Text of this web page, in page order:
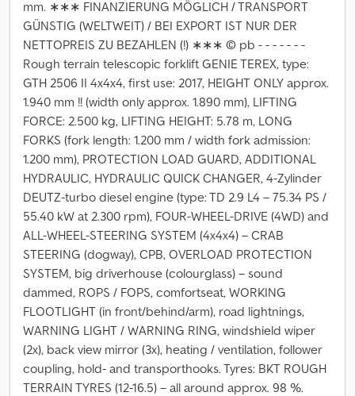
mm. ∗∗∗ FINANZIERUNG MÖGLICH / TRANSPORT
GÜNSTIG (WELTWEIT) / BEI EXPORT IST NUR DER
NETTOPREIS ZU BEZAHLEN (!) ∗∗∗ © pb - - - - - - -
Rough terrain telescopic forklift GENIE TEREX, type:
GTH 2506 II 4x4x4, first use: 2017, HEIGHT ONLY approx.
1.940 mm !! (width only approx. 1.890 mm), LIFTING
FORCE: 2.500 kg, LIFTING HEIGHT: 5.78 m, LONG
FORKS (fork length: 1.200 mm / width fork admission:
1.200 mm), PROTECTION LOAD GUARD, ADDITIONAL
HYDRAULIC, HYDRAULIC QUICK CHANGER, 4-Zylinder
DEUTZ-turbo diesel engine (type: TD 2.9 L4 – 75.34 PS /
55.40 kW at 2.300 rpm), FOUR-WHEEL-DRIVE (4WD) and
ALL-WHEEL-STEERING SYSTEM (4x4x4) – CRAB
STEERING (dogway), CPB, OVERLOAD PROTECTION
SYSTEM, big driverhouse (colourglass) – sound
dammed, ROPS / FOPS, comfortseat, WORKING
FLOOTLIGHT (in front/behind/arm), road lightnings,
WARNING LIGHT / WARNING RING, windshield wiper
(2x), back view mirror (3x), heating / ventilation, follower
coupling, hold- and transporthooks. Tyres: BKT ROUGH
TERRAIN TYRES (12-16.5) – all around approx. 98 %.